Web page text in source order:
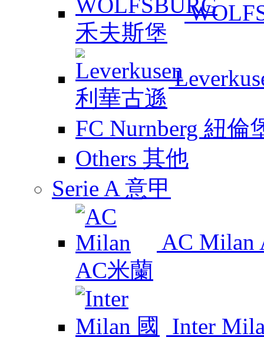
FC Nurnberg 紐倫
Others 其他
Serie A 意甲
AC Milan
Inter